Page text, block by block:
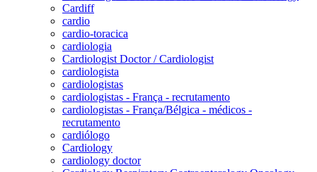
Cardiff
cardio
cardio-toracica
cardiologia
Cardiologist Doctor / Cardiologist
cardiologista
cardiologistas
cardiologistas - França - recrutamento
cardiologistas - França/Bélgica - médicos -
recrutamento
cardiólogo
Cardiology
cardiology doctor